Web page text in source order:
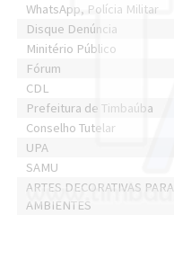
WhatsApp, Polícia Militar
Disque Denúncia
Minitério Público
Fórum
CDL
Prefeitura de Timbaúba
Conselho Tutelar
UPA
SAMU
ARTES DECORATIVAS PARA
AMBIENTES